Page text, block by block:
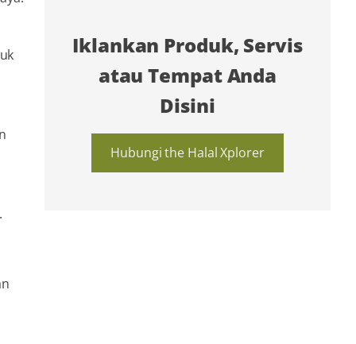
Iklankan Produk, Servis
atau Tempat Anda
Disini
Hubungi the Halal Xplorer